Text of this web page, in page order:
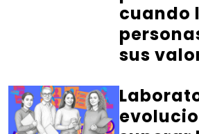
cuando
sus